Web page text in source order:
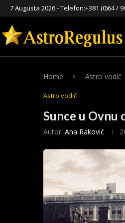
7 Augusta 2026 - Telefon:+381 (0)64 /
Home Astro vodič
Astro vodič
Sunce u Ovnu
Autor: Ana Raković